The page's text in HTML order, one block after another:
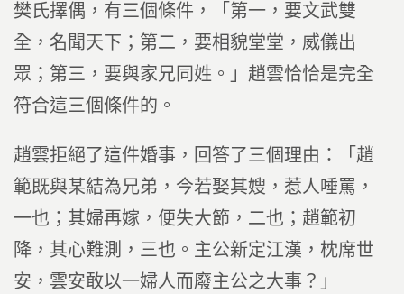
樊氏擇偶，有三個條件，「第一，要文武雙
全，名聞天下；第二，要相貌堂堂，威儀出
眾；第三，要與家兄同姓。」趙雲恰恰是完全
符合這三個條件的。
趙雲拒絕了這件婚事，回答了三個理由：「趙
範既與某結為兄弟，今若娶其嫂，惹人唾罵，
一也；其婦再嫁，便失大節，二也；趙範初
降，其心難測，三也。主公新定江漢，枕席世
安，雲安敢以一婦人而廢主公之大事？」